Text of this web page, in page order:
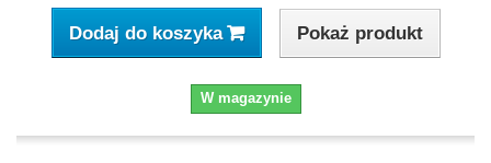
Dodaj do koszyka Pokaż produkt
W magazynie